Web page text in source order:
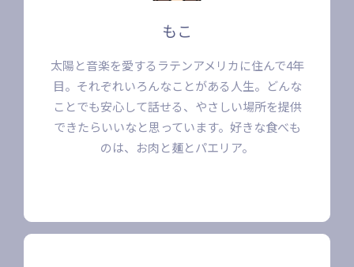
もこ
太陽と音楽を愛するラテンアメリカに住んで4年
目。それぞれいろんなことがある人生。どんな
ことでも安心して話せる、やさしい場所を提供
できたらいいなと思っています。好きな食べも
のは、お肉と麺とパエリア。